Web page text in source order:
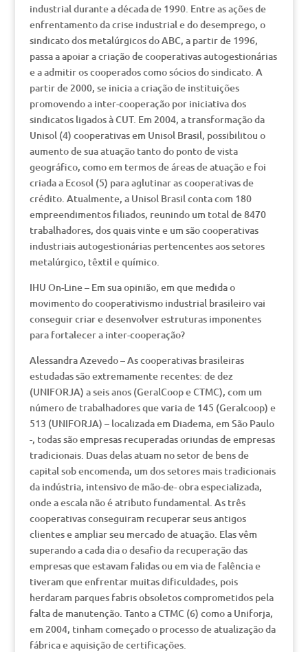
industrial durante a década de 1990. Entre as ações de
enfrentamento da crise industrial e do desemprego, o
sindicato dos metalúrgicos do ABC, a partir de 1996,
passa a apoiar a criação de cooperativas autogestionárias
e a admitir os cooperados como sócios do sindicato. A
partir de 2000, se inicia a criação de instituições
promovendo a inter-cooperação por iniciativa dos
sindicatos ligados à CUT. Em 2004, a transformação da
Unisol (4) cooperativas em Unisol Brasil, possibilitou o
aumento de sua atuação tanto do ponto de vista
geográfico, como em termos de áreas de atuação e foi
criada a Ecosol (5) para aglutinar as cooperativas de
crédito. Atualmente, a Unisol Brasil conta com 180
empreendimentos filiados, reunindo um total de 8470
trabalhadores, dos quais vinte e um são cooperativas
industriais autogestionárias pertencentes aos setores
metalúrgico, têxtil e químico.
IHU On-Line – Em sua opinião, em que medida o
movimento do cooperativismo industrial brasileiro vai
conseguir criar e desenvolver estruturas imponentes
para fortalecer a inter-cooperação?
Alessandra Azevedo – As cooperativas brasileiras
estudadas são extremamente recentes: de dez
(UNIFORJA) a seis anos (GeralCoop e CTMC), com um
número de trabalhadores que varia de 145 (Geralcoop) e
513 (UNIFORJA) – localizada em Diadema, em São Paulo
-, todas são empresas recuperadas oriundas de empresas
tradicionais. Duas delas atuam no setor de bens de
capital sob encomenda, um dos setores mais tradicionais
da indústria, intensivo de mão-de- obra especializada,
onde a escala não é atributo fundamental. As três
cooperativas conseguiram recuperar seus antigos
clientes e ampliar seu mercado de atuação. Elas vêm
superando a cada dia o desafio da recuperação das
empresas que estavam falidas ou em via de falência e
tiveram que enfrentar muitas dificuldades, pois
herdaram parques fabris obsoletos comprometidos pela
falta de manutenção. Tanto a CTMC (6) como a Uniforja,
em 2004, tinham começado o processo de atualização da
fábrica e aquisição de certificações.